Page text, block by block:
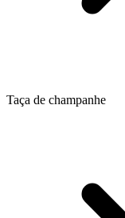
Taça de champanhe